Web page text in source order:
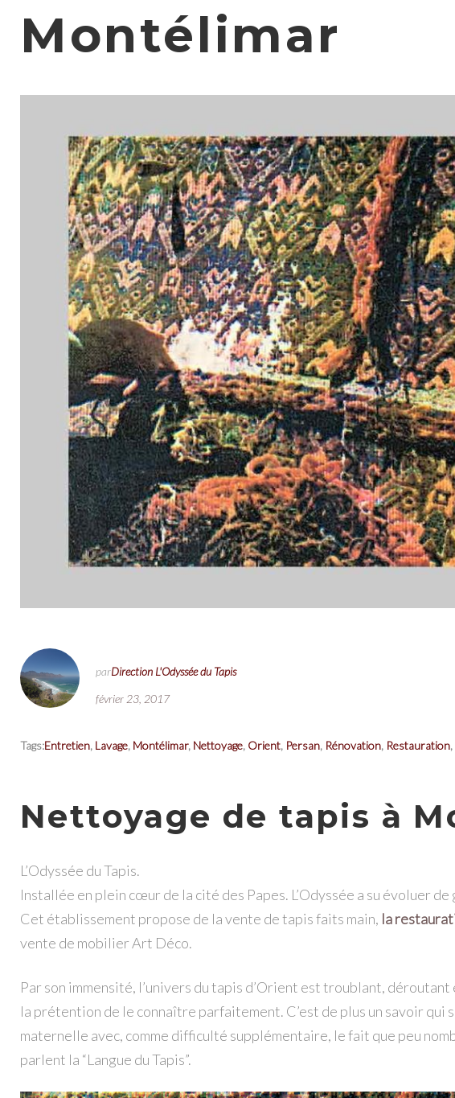
Montélimar
parDirection L'Odyssée du Tapis
février 23, 2017
Tags:Entretien, Lavage, Montélimar, Nettoyage, Orient, Persan, Rénovation, Restauration,
Nettoyage de tapis à
L’Odyssée du Tapis.
Installée en plein cœur de la cité des Papes. L’Odyssée a su évoluer
Cet établissement propose de la vente de tapis faits main, la
vente de mobilier Art Déco.
Par son immensité, l’univers du tapis d’Orient est troublant,
la prétention de le connaître parfaitement. C’est de plus un savoir qui
maternelle avec, comme difficulté supplémentaire, le fait que peu
parlent la “Langue du Tapis”.